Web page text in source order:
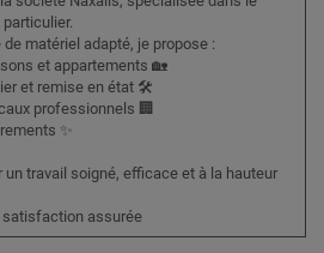
matériel adapté, je propose :
et appartements 🏡
et remise en état 🛠️
professionnels 🏢
✨
travail soigné, efficace et à la hauteur
satisfaction assurée